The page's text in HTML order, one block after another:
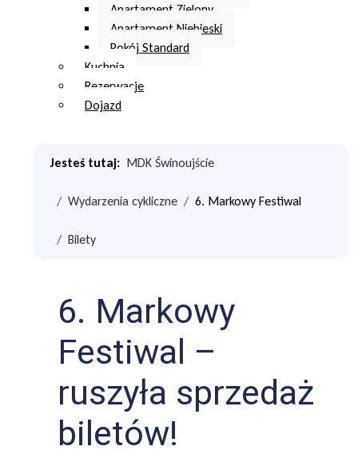
Apartament Zielony
Apartament Niebieski
Pokój Standard
Kuchnia
Rezerwacje
Dojazd
Jesteś tutaj: MDK Świnoujście
Wydarzenia cykliczne 6. Markowy Festiwal
Bilety
6. Markowy
Festiwal –
ruszyła sprzedaż
biletów!